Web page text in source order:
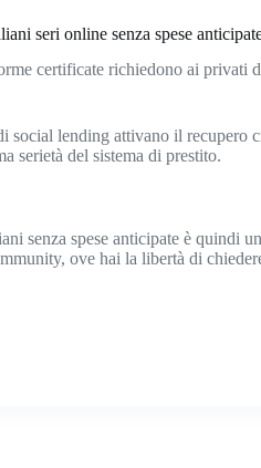
seri online senza spese
certificate richiedono ai privati
social lending attivano il recupero
serietà del sistema di prestito.
senza spese anticipate è quindi
ove hai la libertà di